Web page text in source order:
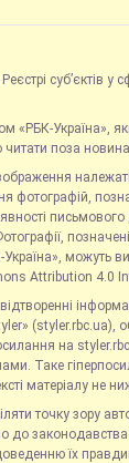
суб’єктів у
«РБК-Україна»,
читати поза
фотографій,
можуть
Attribution 4.0
(styler.rbc.ua),
на
Таке
матеріалу не
точку зору
до законодавства
їх